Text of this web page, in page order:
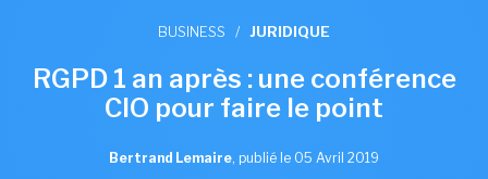
BUSINESS / JURIDIQUE
RGPD 1 an après : une conférence
CIO pour faire le point
Bertrand Lemaire, publié le 05 Avril 2019